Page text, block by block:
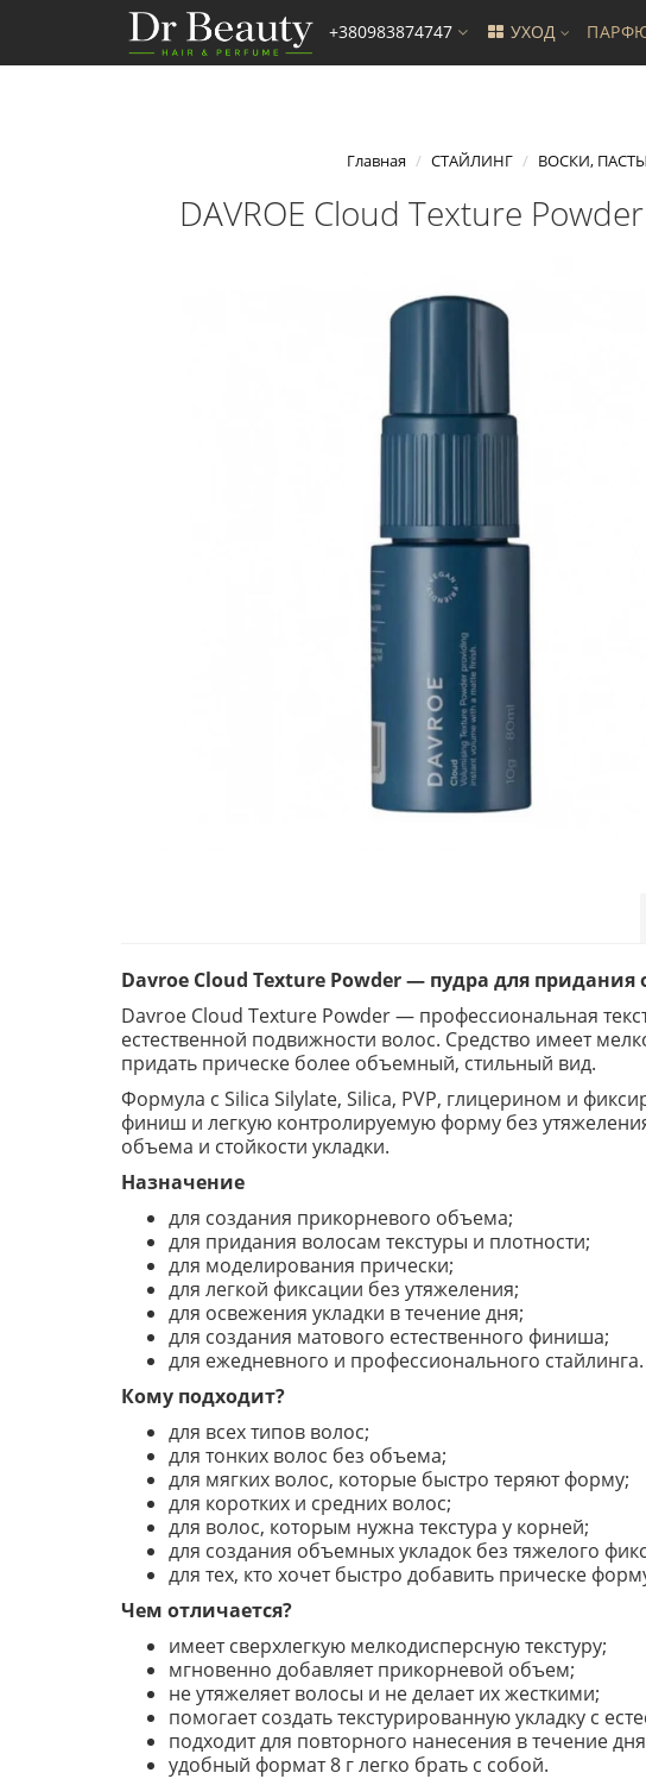
+380983874747 УХОД
Главная СТАЙЛИНГ ВОСКИ,
DAVROE Cloud Texture
Davroe Cloud Texture Powder — пудра для придания
Davroe Cloud Texture Powder — профессиональная
естественной подвижности волос. Средство имеет
придать прическе более объемный, стильный вид.
Формула с Silica Silylate, Silica, PVP, глицерином и
финиш и легкую контролируемую форму без
объема и стойкости укладки.
Назначение
для создания прикорневого объема;
для придания волосам текстуры и плотности;
для моделирования прически;
для легкой фиксации без утяжеления;
для освежения укладки в течение дня;
для создания матового естественного финиша;
для ежедневного и профессионального стайлинга.
Кому подходит?
для всех типов волос;
для тонких волос без объема;
для мягких волос, которые быстро теряют форму;
для коротких и средних волос;
для волос, которым нужна текстура у корней;
для создания объемных укладок без тяжелого
для тех, кто хочет быстро добавить прическе
Чем отличается?
имеет сверхлегкую мелкодисперсную текстуру;
мгновенно добавляет прикорневой объем;
не утяжеляет волосы и не делает их жесткими;
помогает создать текстурированную укладку с
подходит для повторного нанесения в течение
удобный формат 8 г легко брать с собой.